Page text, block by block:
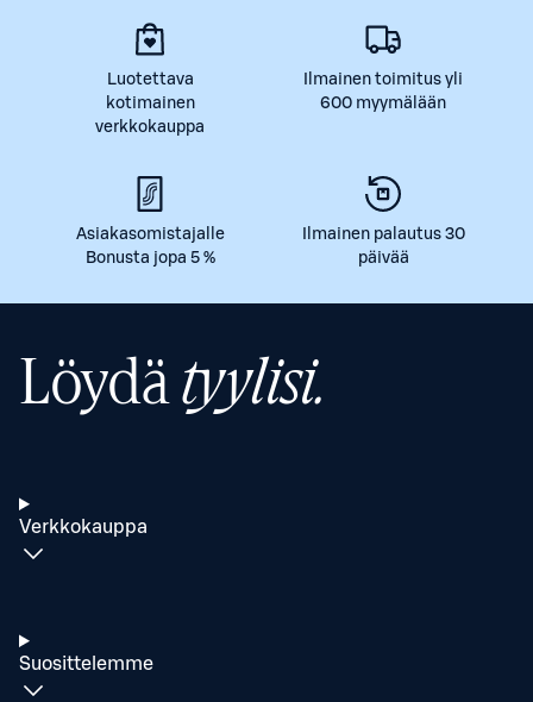
Luotettava
kotimainen
verkkokauppa
Ilmainen toimitus yli
600 myymälään
Asiakasomistajalle
Bonusta jopa 5 %
Ilmainen palautus 30
päivää
Löydätyylisi.
Verkkokauppa
Suosittelemme